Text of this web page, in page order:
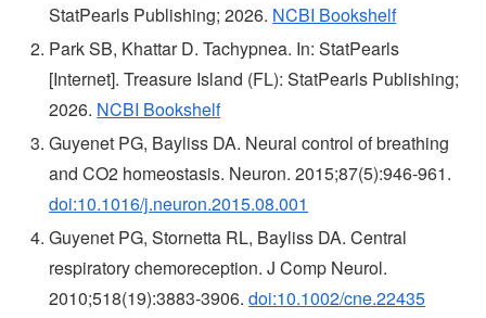
StatPearls Publishing; 2026. NCBI Bookshelf
Park SB, Khattar D. Tachypnea. In: StatPearls
[Internet]. Treasure Island (FL): StatPearls Publishing;
2026. NCBI Bookshelf
Guyenet PG, Bayliss DA. Neural control of breathing
and CO2 homeostasis. Neuron. 2015;87(5):946-961.
doi:10.1016/j.neuron.2015.08.001
Guyenet PG, Stornetta RL, Bayliss DA. Central
respiratory chemoreception. J Comp Neurol.
2010;518(19):3883-3906.doi:10.1002/cne.22435